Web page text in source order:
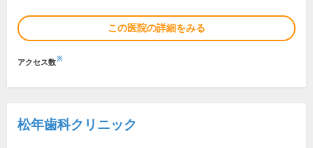
この医院の詳細をみる
アクセス数※
松年歯科クリニック